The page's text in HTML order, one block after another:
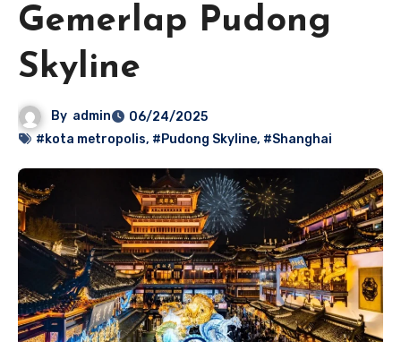
Gemerlap Pudong
Skyline
By admin
06/24/2025
#kota metropolis, #Pudong Skyline, #Shanghai